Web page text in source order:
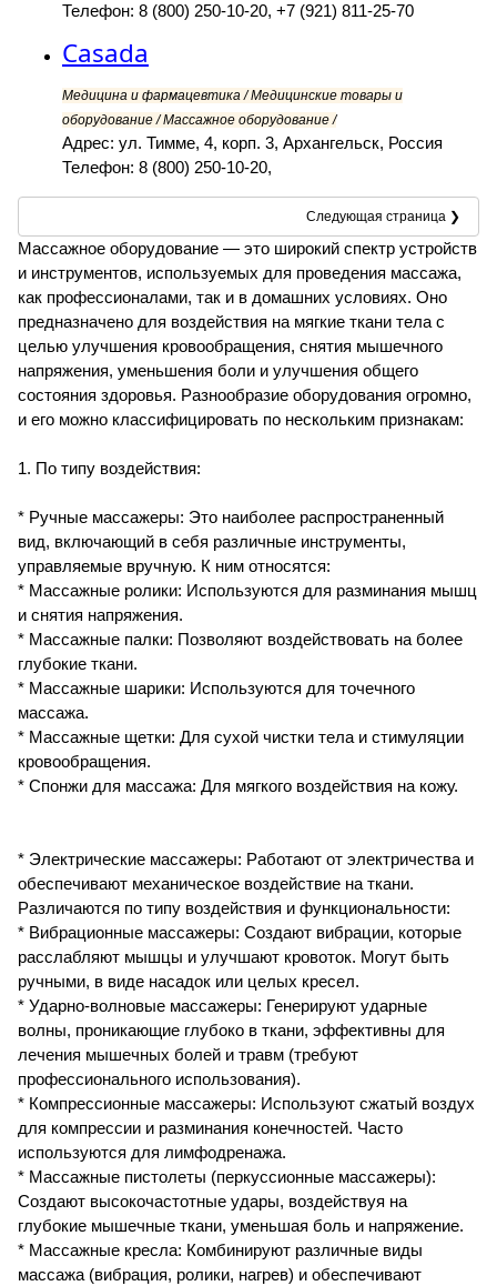
Телефон: 8 (800) 250-10-20, +7 (921) 811-25-70
Casada
Медицина и фармацевтика / Медицинские товары и
оборудование / Массажное оборудование /
Адрес: ул. Тимме, 4, корп. 3, Архангельск, Россия
Телефон: 8 (800) 250-10-20,
Следующая страница ❯
Массажное оборудование — это широкий спектр устройств
и инструментов, используемых для проведения массажа,
как профессионалами, так и в домашних условиях. Оно
предназначено для воздействия на мягкие ткани тела с
целью улучшения кровообращения, снятия мышечного
напряжения, уменьшения боли и улучшения общего
состояния здоровья. Разнообразие оборудования огромно,
и его можно классифицировать по нескольким признакам:
1. По типу воздействия:
* Ручные массажеры: Это наиболее распространенный
вид, включающий в себя различные инструменты,
управляемые вручную. К ним относятся:
* Массажные ролики: Используются для разминания мышц
и снятия напряжения.
* Массажные палки: Позволяют воздействовать на более
глубокие ткани.
* Массажные шарики: Используются для точечного
массажа.
* Массажные щетки: Для сухой чистки тела и стимуляции
кровообращения.
* Спонжи для массажа: Для мягкого воздействия на кожу.
* Электрические массажеры: Работают от электричества и
обеспечивают механическое воздействие на ткани.
Различаются по типу воздействия и функциональности:
* Вибрационные массажеры: Создают вибрации, которые
расслабляют мышцы и улучшают кровоток. Могут быть
ручными, в виде насадок или целых кресел.
* Ударно-волновые массажеры: Генерируют ударные
волны, проникающие глубоко в ткани, эффективны для
лечения мышечных болей и травм (требуют
профессионального использования).
* Компрессионные массажеры: Используют сжатый воздух
для компрессии и разминания конечностей. Часто
используются для лимфодренажа.
* Массажные пистолеты (перкуссионные массажеры):
Создают высокочастотные удары, воздействуя на
глубокие мышечные ткани, уменьшая боль и напряжение.
* Массажные кресла: Комбинируют различные виды
массажа (вибрация, ролики, нагрев) и обеспечивают